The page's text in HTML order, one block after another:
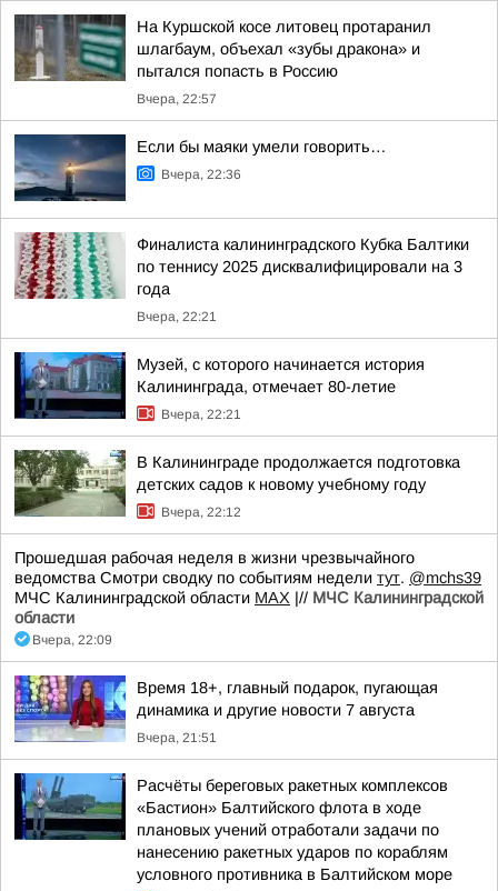
На Куршской косе литовец протаранил
шлагбаум, объехал «зубы дракона» и
пытался попасть в Россию
Вчера, 22:57
Если бы маяки умели говорить…
Вчера, 22:36
Финалиста калининградского Кубка Балтики
по теннису 2025 дисквалифицировали на 3
года
Вчера, 22:21
Музей, с которого начинается история
Калининграда, отмечает 80-летие
Вчера, 22:21
В Калининграде продолжается подготовка
детских садов к новому учебному году
Вчера, 22:12
Прошедшая рабочая неделя в жизни чрезвычайного
ведомства Смотри сводку по событиям недели тут. @mchs39
МЧС Калининградской области MAX |// МЧС Калининградской
области
Вчера, 22:09
Время 18+, главный подарок, пугающая
динамика и другие новости 7 августа
Вчера, 21:51
Расчёты береговых ракетных комплексов
«Бастион» Балтийского флота в ходе
плановых учений отработали задачи по
нанесению ракетных ударов по кораблям
условного противника в Балтийском море